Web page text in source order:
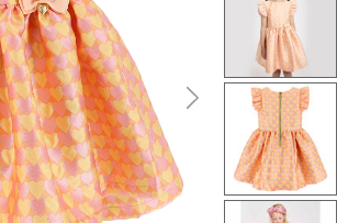
التالى
المحدد